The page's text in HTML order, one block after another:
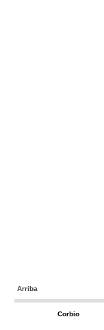
Arriba
Corbio